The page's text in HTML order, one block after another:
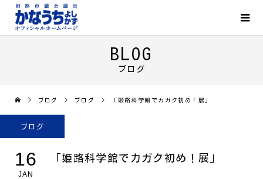
BLOG
ブログ
ブログ ブログ 「姫路科学館でカガク初め！展」
ブログ
16
JAN
「姫路科学館でカガク初め！展」